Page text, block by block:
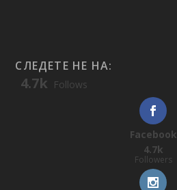
СЛЕДЕТЕ НЕ НА:
4.7k Follows
Facebook
4.7k
Followers